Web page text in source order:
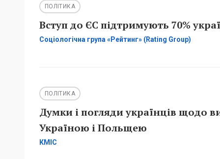
ПОЛІТИКА
Вступ до ЄС підтримують 70%
Соціологічна група «Рейтинг» (Rating Group)
ПОЛІТИКА
Думки і погляди українців щодо
Україною і Польщею
КМІС